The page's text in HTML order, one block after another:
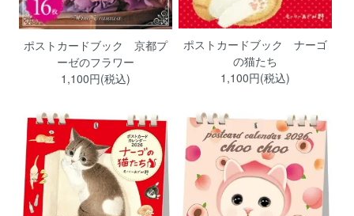
ポストカードブック 京都プ
ーゼのフラワー
1,100円(税込)
ポストカードブック ナーゴ
の猫たち
1,100円(税込)